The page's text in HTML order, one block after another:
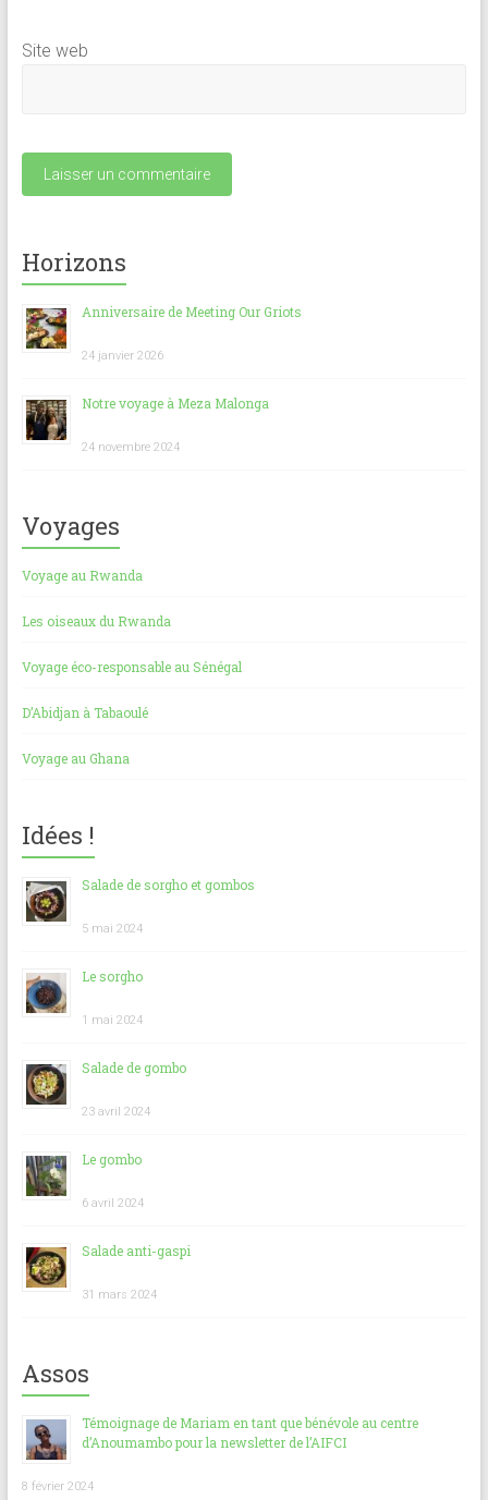
Site web
Horizons
Anniversaire de Meeting Our Griots
24 janvier 2026
Notre voyage à Meza Malonga
24 novembre 2024
Voyages
Voyage au Rwanda
Les oiseaux du Rwanda
Voyage éco-responsable au Sénégal
D’Abidjan à Tabaoulé
Voyage au Ghana
Idées !
Salade de sorgho et gombos
5 mai 2024
Le sorgho
1 mai 2024
Salade de gombo
23 avril 2024
Le gombo
6 avril 2024
Salade anti-gaspi
31 mars 2024
Assos
Témoignage de Mariam en tant que bénévole au centre
d’Anoumambo pour la newsletter de l’AIFCI
8 février 2024